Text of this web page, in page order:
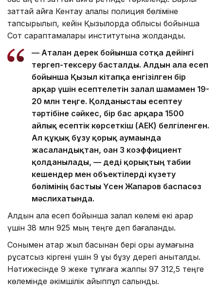
заттай айғақ Кентау қалалық полиция бөліміне
тапсырылып, кейін Қызылорда облысы бойынша
Сот сараптамалары институтына жолданды.
— Аталған дерек бойынша сотқа дейінгі
тергеп-тексеру басталды. Алдын ала есеп
бойынша Қызыл кітапқа енгізілген бір
арқар үшін есептелетін залал шамамен 19-
20 млн теңге. Қолданыстағы есептеу
тәртібіне сәйкес, бір бас арқарға 1500
айлық есептік көрсеткіш (АЕК) белгіленген.
Ал құқық бұзу қорық аумағында
жасалғандықтан, оған 3 коэффициент
қолданылады, — деді қорықтың табиғи
кешендер мен объектілерді күзету
бөлімінің бастығы Үсен Жапаров баспасөз
мәслихатында.
Алдын ала есеп бойынша залал көлемі екі арқар
үшін 38 млн 925 мың теңге деп бағаланды.
Сонымен қатар жыл басынан бері қорық аумағына
рұқсатсыз кіргені үшін 9 құқық бұзу дерегі анықталды.
Нәтижесінде 9 жеке тұлғаға жалпы 97 312,5 теңге
көлемінде әкімшілік айыппұл салынды.